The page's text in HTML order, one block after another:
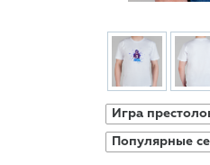
Игра
Популярные